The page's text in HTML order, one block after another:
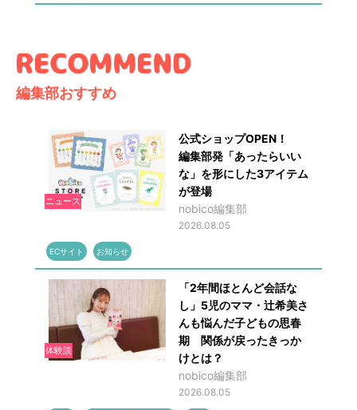
編集部おすすめ
ニュース
公式ショップOPEN！
編集部発「あったらいい
な」を形にした3アイテム
が登場
nobico編集部
2026.08.05
ECサイト お知らせ
体験談
「2年間ほとんど会話な
し」5児のママ・辻希美さ
んも悩んだ子どもの思春
期 関係が戻ったきっか
けとは？
nobico編集部
2026.08.05